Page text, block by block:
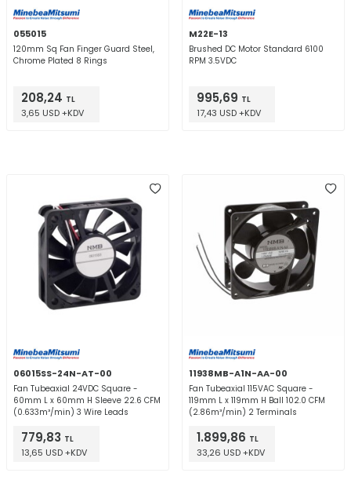
055015
120mm Sq Fan Finger Guard Steel,
Chrome Plated 8 Rings
208,24 TL
3,65 USD +KDV
M22E-13
Brushed DC Motor Standard 6100
RPM 3.5VDC
995,69 TL
17,43 USD +KDV
06015SS-24N-AT-00
Fan Tubeaxial 24VDC Square -
60mm L x 60mm H Sleeve 22.6 CFM
(0.633m³/min) 3 Wire Leads
779,83 TL
13,65 USD +KDV
11938MB-A1N-AA-00
Fan Tubeaxial 115VAC Square -
119mm L x 119mm H Ball 102.0 CFM
(2.86m³/min) 2 Terminals
1.899,86 TL
33,26 USD +KDV